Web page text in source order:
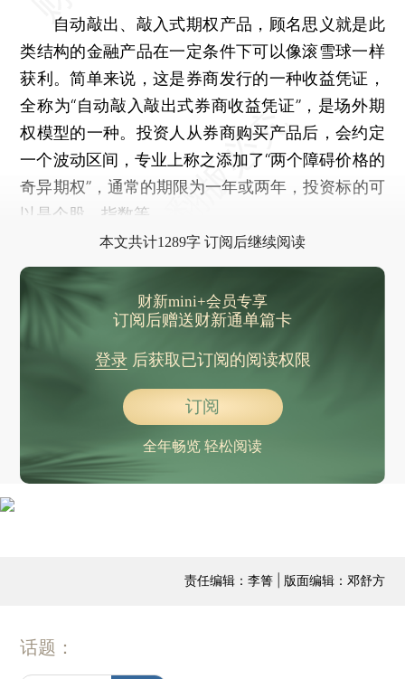
自动敲出、敲入式期权产品，顾名思义就是此
类结构的金融产品在一定条件下可以像滚雪球一样
获利。简单来说，这是券商发行的一种收益凭证，
全称为“自动敲入敲出式券商收益凭证”，是场外期
权模型的一种。投资人从券商购买产品后，会约定
一个波动区间，专业上称之添加了“两个障碍价格的
奇异期权”，通常的期限为一年或两年，投资标的可
以是个股、指数等。
本文共计1289字 订阅后继续阅读
财新mini+会员专享
订阅后赠送财新通单篇卡
登录后获取已订阅的阅读权限
订阅
全年畅览 轻松阅读
责任编辑：李箐 | 版面编辑：邓舒方
话题：